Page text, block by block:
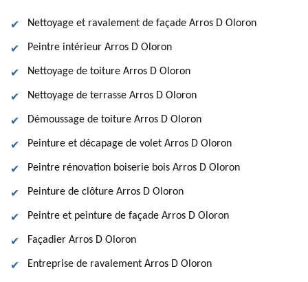
Nettoyage et ravalement de façade Arros D Oloron
Peintre intérieur Arros D Oloron
Nettoyage de toiture Arros D Oloron
Nettoyage de terrasse Arros D Oloron
Démoussage de toiture Arros D Oloron
Peinture et décapage de volet Arros D Oloron
Peintre rénovation boiserie bois Arros D Oloron
Peinture de clôture Arros D Oloron
Peintre et peinture de façade Arros D Oloron
Façadier Arros D Oloron
Entreprise de ravalement Arros D Oloron